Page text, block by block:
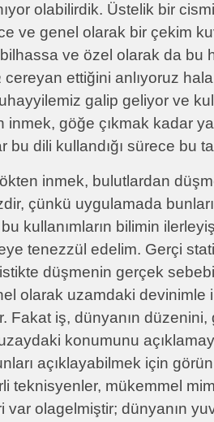
olabilirdik. Üstelik bir
ve genel olarak bir çekim
ve özel olarak da bu
cereyan ettiğini anlıyoruz
galip geliyor ve
inmek, göğe çıkmak kadar
bu dili kullandığı sürece bu
inmek, bulutlardan
çünkü uygulamada
kullanımların bilimin
tenezzül edelim. Gerçi
düşmenin gerçek
olarak uzamdaki devinimle
Fakat iş, dünyanın
konumunu
açıklayabilmek için
teknisyenler, mükemmel
olagelmiştir; dünyanın